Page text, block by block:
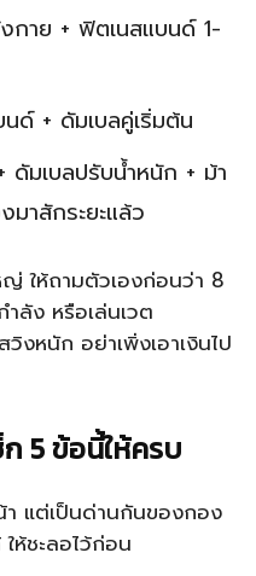
กาย + ฟิตเนสแบนด์ 1-
ด์ + ดัมเบลคู่เริ่มต้น
ดัมเบลปรับน้ำหนัก + ม้า
าสักระยะแล้ว
ญ่ ให้ถามตัวเองก่อนว่า 8
ลัง หรือเล่นเวต
งหนัก อย่าเพิ่งเอาเงินไป
5 ข้อนี้ให้ครบ
า แต่เป็นด่านกันของกอง
ห้ชะลอไว้ก่อน